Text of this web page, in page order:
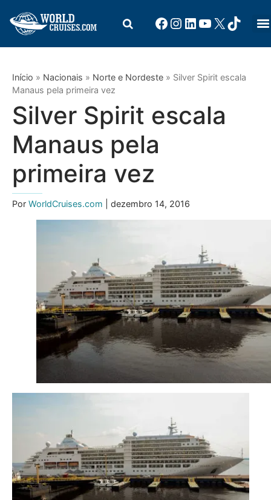
Início » Nacionais » Norte e Nordeste » Silver Spirit escala
Manaus pela primeira vez
Silver Spirit escala
Manaus pela
primeira vez
Por WorldCruises.com | dezembro 14, 2016